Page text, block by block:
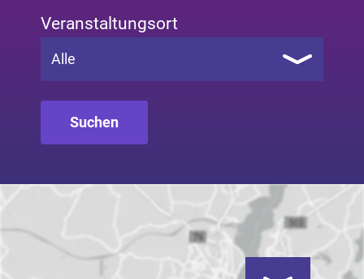
Veranstaltungsort
Alle